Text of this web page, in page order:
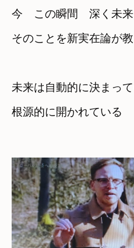
今　この瞬間　深く未
そのことを新実在論が
未来は自動的に決まっ
根源的に開かれている